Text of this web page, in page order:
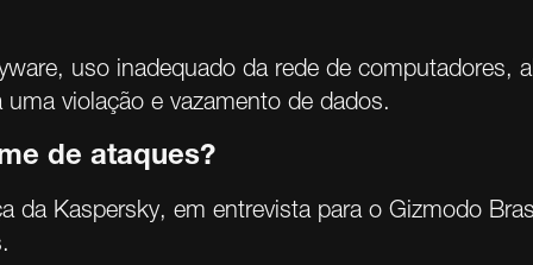
uso inadequado da rede de computadores,
violação e vazamento de dados.
de ataques?
da Kaspersky, em entrevista para o Gizmodo